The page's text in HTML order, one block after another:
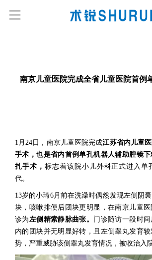
南京儿童医院完成全省儿童医院首例
1月24日，南京儿童医院完成江苏省内儿童
手术，也是省内首例单孔机器人辅助腔镜
扎手术， 标志着该院小儿外科正式进入单
代。
13岁的小琦6月前在洗澡时偶然发现左侧阴
块，咳嗽排便后团块更明显，在南京儿童
诊为左侧精索静脉曲张。 门诊随访一段时
内的团块并无明显好转，且左侧睾丸发育
势，严重威胁该侧睾丸发育情况，被收治入院